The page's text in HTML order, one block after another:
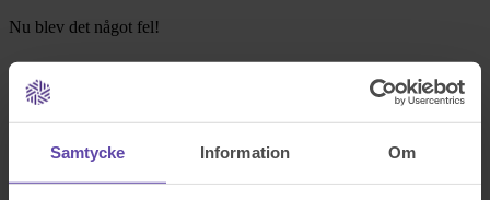
Samtycke Information Om
Nu blev det något fel!
Testa igen och om det fortfarande inte fungerar kontakta oss på
support@familjensjurist.se.
Stäng